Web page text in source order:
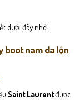
dưới đây nhé!
boot nam da lộn
Saint Laurentđược